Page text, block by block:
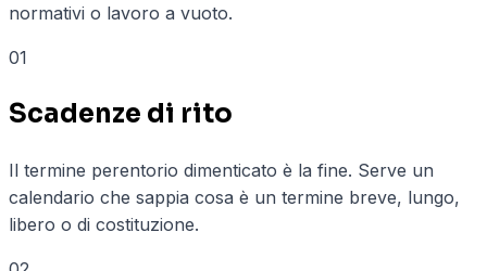
normativi o lavoro a vuoto.
01
Scadenze di rito
Il termine perentorio dimenticato è la fine. Serve un
calendario che sappia cosa è un termine breve, lungo,
libero o di costituzione.